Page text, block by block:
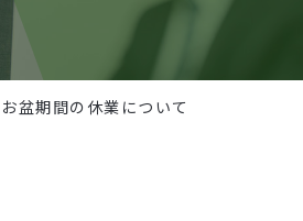
お盆期間の休業について